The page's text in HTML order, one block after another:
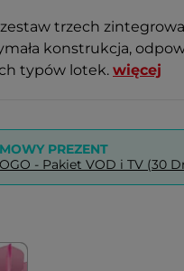
trzech
konstrukcja,
typów lotek. więcej
PREZENT
- Pakiet VOD i TV (30